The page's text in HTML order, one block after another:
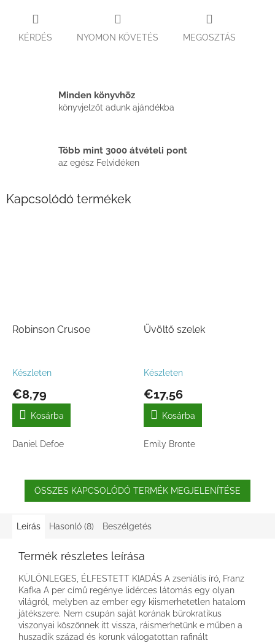
KÉRDÉS NYOMON KÖVETÉS MEGOSZTÁS
Minden könyvhöz
könyvjelzőt adunk ajándékba
Több mint 3000 átvételi pont
az egész Felvidéken
Kapcsolódó termékek
Robinson Crusoe
Készleten
€8,79
Kosárba
Daniel Defoe
Üvöltő szelek
Készleten
€17,56
Kosárba
Emily Bronte
ÖSSZES KAPCSOLÓDÓ TERMÉK MEGJELENÍTÉSE
Leírás Hasonló (8) Beszélgetés
Termék részletes leírása
KÜLÖNLEGES, ÉLFESTETT KIADÁS A zseniális író, Franz
Kafka A per című regénye lidérces látomás egy olyan
világról, melyben az ember egy kiismerhetetlen hatalom
játékszere. Nem csupán saját korának bürokratikus
viszonyai köszönnek itt vissza, ráismerhetünk e műben a
huszadik század és korunk válogatottan rafinált